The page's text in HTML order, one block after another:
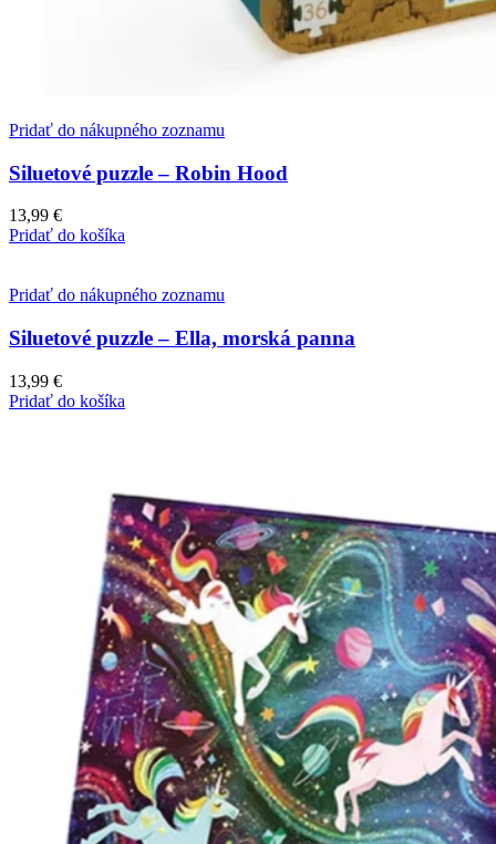
Pridať do nákupného zoznamu
Siluetové puzzle – Robin Hood
13,99 €
Pridať do košíka
Pridať do nákupného zoznamu
Siluetové puzzle – Ella, morská panna
13,99 €
Pridať do košíka